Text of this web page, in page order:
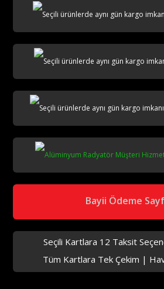
Bayii Ödeme
Seçili Kartlara 12 Taksit
Tüm Kartlara Tek Çekim |